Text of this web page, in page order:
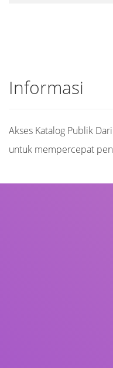
Informasi
Akses Katalog Publik
untuk mempercepat